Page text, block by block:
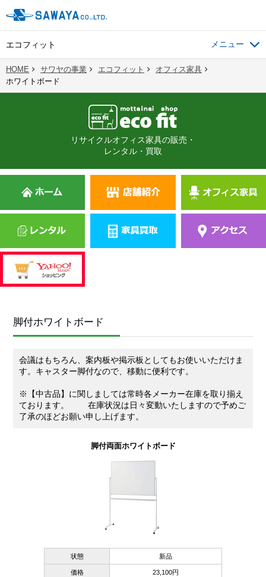
エコフィット
HOME サワヤの事業 エコフィット
オフィス家具
ホワイトボード
リサイクルオフィス家具の販売・
レンタル・買取
脚付ホワイトボード
会議はもちろん、案内板や掲示板としてもお使いいただけま
す。キャスター脚付なので、移動に便利です。
※【中古品】に関しましては常時各メーカー在庫を取り揃え
ております。 在庫状況は日々変動いたしますので予めご
了承のほどお願い申し上げます。
脚付両面ホワイトボード
状態 新品
価格 23,100円